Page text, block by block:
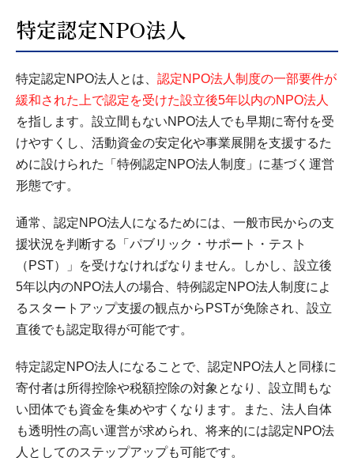
特定認定NPO法人
特定認定NPO法人とは、 認定NPO法人制度の一部要件が
緩和された上で認定を受けた設立後5年以内のNPO法人
を指します。設立間もないNPO法人でも早期に寄付を受
けやすくし、活動資金の安定化や事業展開を支援するた
めに設けられた「特例認定NPO法人制度」に基づく運営
形態です。
通常、認定NPO法人になるためには、一般市民からの支
援状況を判断する「パブリック・サポート・テスト
（PST）」を受けなければなりません。しかし、設立後
5年以内のNPO法人の場合、特例認定NPO法人制度によ
るスタートアップ支援の観点からPSTが免除され、設立
直後でも認定取得が可能です。
特定認定NPO法人になることで、認定NPO法人と同様に
寄付者は所得控除や税額控除の対象となり、設立間もな
い団体でも資金を集めやすくなります。また、法人自体
も透明性の高い運営が求められ、将来的には認定NPO法
人としてのステップアップも可能です。